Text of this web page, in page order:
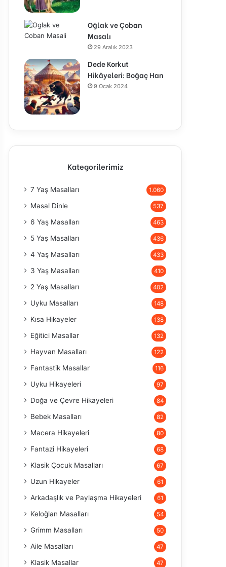
Oğlak ve Çoban
Masalı
29 Aralık 2023
Dede Korkut
Hikâyeleri: Boğaç Han
9 Ocak 2024
Kategorilerimiz
7 Yaş Masalları 1.060
Masal Dinle 537
6 Yaş Masalları 463
5 Yaş Masalları 436
4 Yaş Masalları 433
3 Yaş Masalları 410
2 Yaş Masalları 402
Uyku Masalları 148
Kısa Hikayeler 138
Eğitici Masallar 132
Hayvan Masalları 122
Fantastik Masallar 116
Uyku Hikayeleri 97
Doğa ve Çevre Hikayeleri 84
Bebek Masalları 82
Macera Hikayeleri 80
Fantazi Hikayeleri 68
Klasik Çocuk Masalları 67
Uzun Hikayeler 61
Arkadaşlık ve Paylaşma Hikayeleri 61
Keloğlan Masalları 54
Grimm Masalları 50
Aile Masalları 47
Klasik Masallar 47